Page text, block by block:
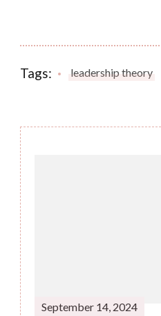
Tags: leadership theory
September 14, 2024